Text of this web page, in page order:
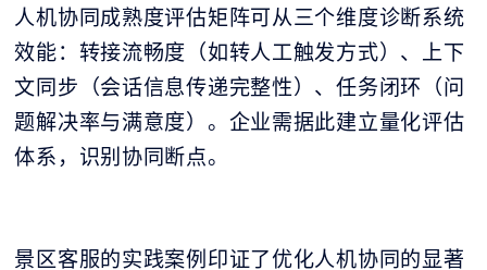
人机协同成熟度评估矩阵可从三个维度诊断系统
效能：转接流畅度（如转人工触发方式）、上下
文同步（会话信息传递完整性）、任务闭环（问
题解决率与满意度）。企业需据此建立量化评估
体系，识别协同断点。
景区客服的实践案例印证了优化人机协同的显著